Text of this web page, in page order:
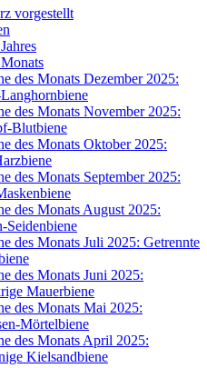
vorgestellt
des Monats Dezember 2025:
des Monats November 2025:
Blutbiene
des Monats Oktober 2025:
des Monats September 2025:
des Monats August 2025:
Seidenbiene
des Monats Juli 2025: Getrennte
des Monats Juni 2025:
Mauerbiene
des Monats Mai 2025:
Mörtelbiene
des Monats April 2025:
Kielsandbiene